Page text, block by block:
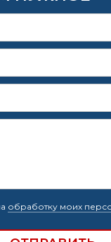
обработку моих